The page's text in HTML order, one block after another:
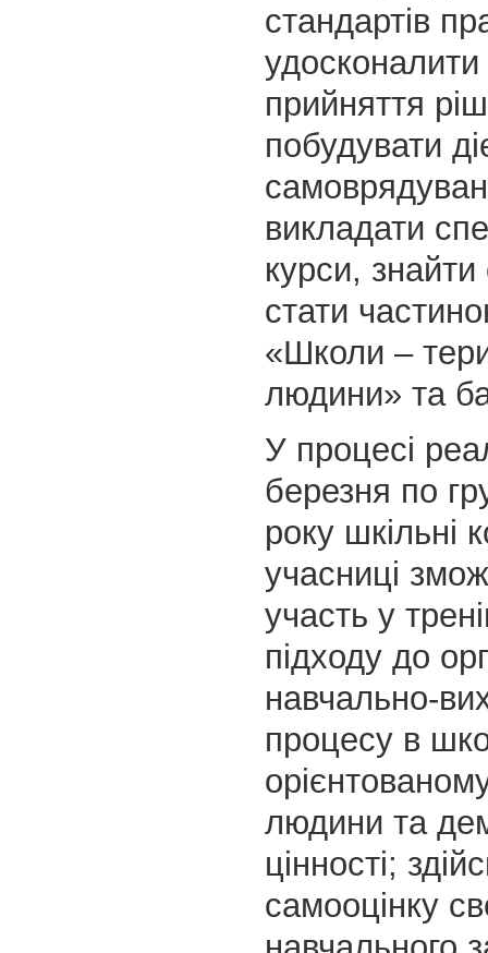
стандартів
прийняття
побудувати
викладати
курси,
стати
«Школи –
людини» та
У процесі
березня по
року шкільні
учасниці
участь у
підходу до
навчально-
процесу в
людини та
цінності;
самооцінку